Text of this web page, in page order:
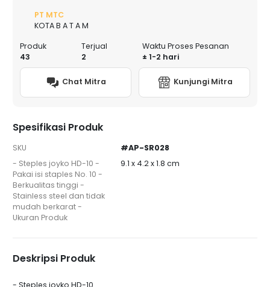
PT MTC
KOTA B A T A M
Produk
43
Terjual
2
Waktu Proses Pesanan
± 1-2 hari
Chat Mitra Kunjungi Mitra
Spesifikasi Produk
SKU
#AP-SR028
- Steples joyko HD-10 -
Pakai isi staples No. 10 -
Berkualitas tinggi -
Stainless steel dan tidak
mudah berkarat -
Ukuran Produk
9.1 x 4.2 x 1.8 cm
Deskripsi Produk
- Steples joyko HD-10